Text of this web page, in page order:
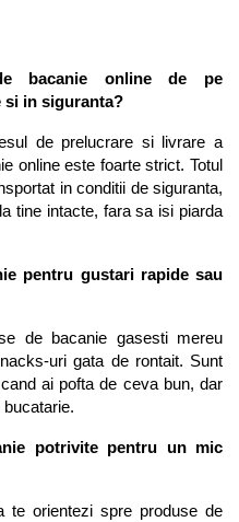
bacanie online de pe
si in siguranta?
de prelucrare si livrare a
online este foarte strict. Totul
in conditii de siguranta,
tine intacte, fara sa isi piarda
pentru gustari rapide sau
de bacanie gasesti mereu
uri gata de rontait. Sunt
ai pofta de ceva bun, dar
potrivite pentru un mic
te orientezi spre produse de